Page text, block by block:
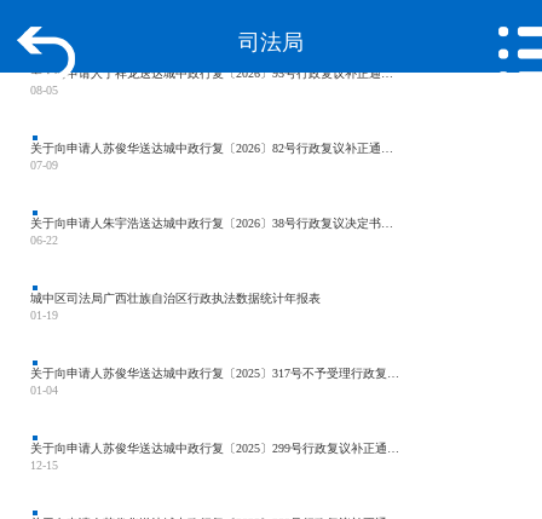
司法局
关于向申请人于祥龙送达城中政行复〔2026〕95号行政复议补正通知书的公告
08-05
07-09
06-22
城中区司法局广西壮族自治区行政执法数据统计年报表
01-19
01-04
12-15